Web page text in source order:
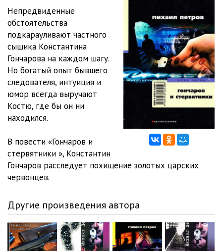
08.Михаил Петров - Гончаров и стервятники 17:58
09.Михаил Петров - Гончаров и стервятники 19:23
10.Михаил Петров - Гончаров и стервятники 17:53
11.Михаил Петров - Гончаров и стервятники 17:01
12.Михаил Петров - Гончаров и стервятники
13.Михаил Петров - Гончаров и стервятники
14.Михаил Петров - Гончаров и стервятники
Непредвиденные
обстоятельства
подкарауливают частного
сыщика Константина
Гончарова на каждом шагу.
Но богатый опыт бывшего
следователя, интуиция и
юмор всегда выручают
Костю, где бы он ни
находился.
В повести «Гончаров и
стервятники », Константин
Гончаров расследует похищение золотых царских
червонцев.
Другие произведения автора